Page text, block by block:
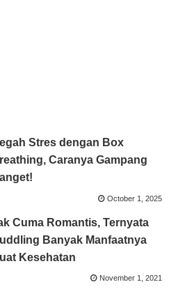
Stres dengan Box
Caranya Gampang
October 1, 2025
Cuma Romantis, Ternyata
Banyak Manfaatnya
Kesehatan
November 1, 2021